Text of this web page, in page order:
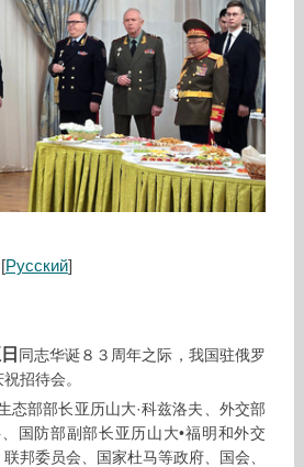
Русский]
同志华诞８３周年之际，我国驻俄罗
招待会。
态部部长亚历山大·科兹洛夫、外交部
国防部副部长亚历山大•福明和外交
邦委员会、国家杜马等政府、国会、